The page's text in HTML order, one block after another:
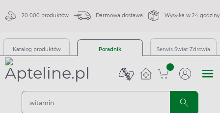
20 000 produktów Darmowa dostawa Wysyłka w 24 godziny
Katalog produktów Poradnik Serwis Świat Zdrowia
sztuk